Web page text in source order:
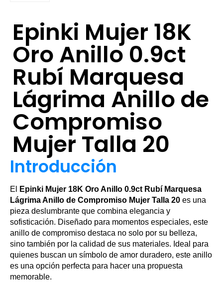
Epinki Mujer 18K
Oro Anillo 0.9ct
Rubí Marquesa
Lágrima Anillo de
Compromiso
Mujer Talla 20
Introducción
El
Epinki Mujer 18K Oro Anillo 0.9ct Rubí Marquesa
Lágrima Anillo de Compromiso Mujer Talla 20 es una
pieza deslumbrante que combina elegancia y
sofisticación. Diseñado para momentos especiales, este
anillo de compromiso destaca no solo por su belleza,
sino también por la calidad de sus materiales. Ideal para
quienes buscan un símbolo de amor duradero, este anillo
es una opción perfecta para hacer una propuesta
memorable.